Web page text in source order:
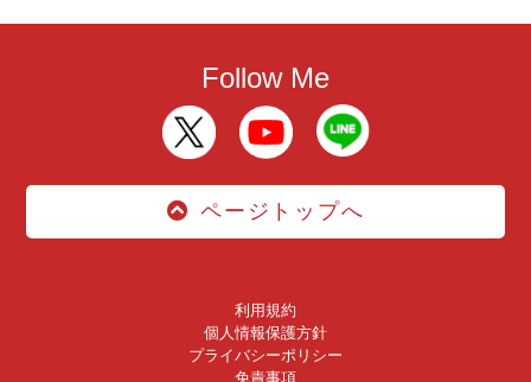
Follow Me
ページトップへ
利用規約
個人情報保護方針
プライバシーポリシー
免責事項